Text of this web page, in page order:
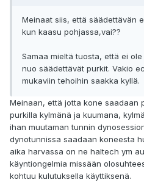
Meinaat siis, että säädettävän
kun kaasu pohjassa,vai??
Samaa mieltä tuosta, että ei
nuo säädettävät purkit. Vakio
mukaviin tehoihin saakka kyllä.
Meinaan, että jotta kone saadaan
purkilla kylmänä ja kuumana,
ihan muutaman tunnin
dynotunnissa saadaan koneesta
aika harvassa on ne haltech ym
käyntiongelmia missään
kohtuu kulutuksella käyttiksenä.